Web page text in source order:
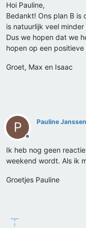
Hoi Pauline,
Bedankt! Ons plan B is
is natuurlijk veel
Dus we hopen dat we
hopen op een positieve
Groet, Max en Isaac
P
Offline
Pauline Janssen
Ik heb nog geen
weekend wordt. Als ik
Groetjes Pauline